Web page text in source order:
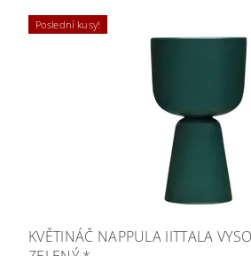
Poslední kusy!
KVĚTINÁČ NAPPULA IITTALA